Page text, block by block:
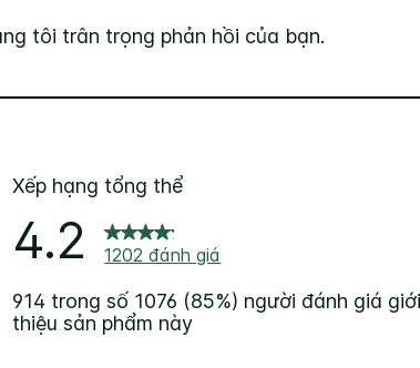
tôi trân trọng phản hồi của bạn.